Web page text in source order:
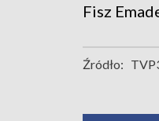
Fisz
Źródło: